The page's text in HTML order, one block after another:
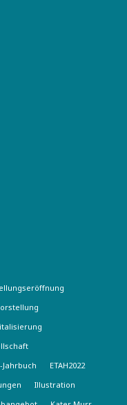
Jahrbuch
ETAH2022
Illustration